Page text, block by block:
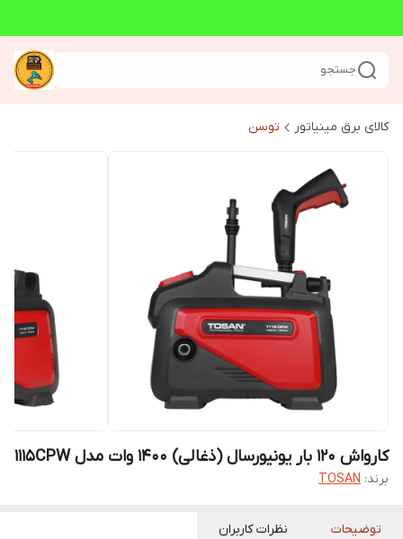
جستجو
کالای برق مینیاتور توسن
کارواش 120 بار یونیورسال (ذغالی) 1400 وات مدل 1115CPW
برند: TOSAN
توضیحات نظرات کاربران